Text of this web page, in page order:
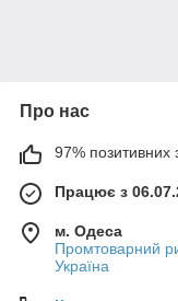
Про нас
97% позитивних
Працює з
м. Одеса
Промтоварний
Україна